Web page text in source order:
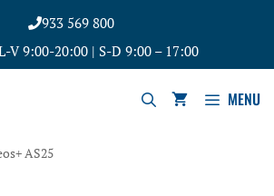
933 569 800
V 9:00-20:00 | S-D 9:00 – 17:00
MENU
AS25